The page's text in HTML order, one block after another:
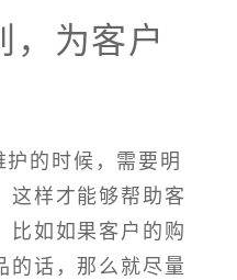
，为客户
的时候，需要明
这样才能够帮助客
比如如果客户的购
的话，那么就尽量